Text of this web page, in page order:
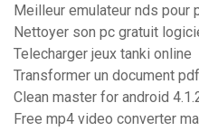
Meilleur emulateur nds pour
Nettoyer son pc gratuit
Telecharger jeux tanki online
Transformer un document
Clean master for android
Free mp4 video converter